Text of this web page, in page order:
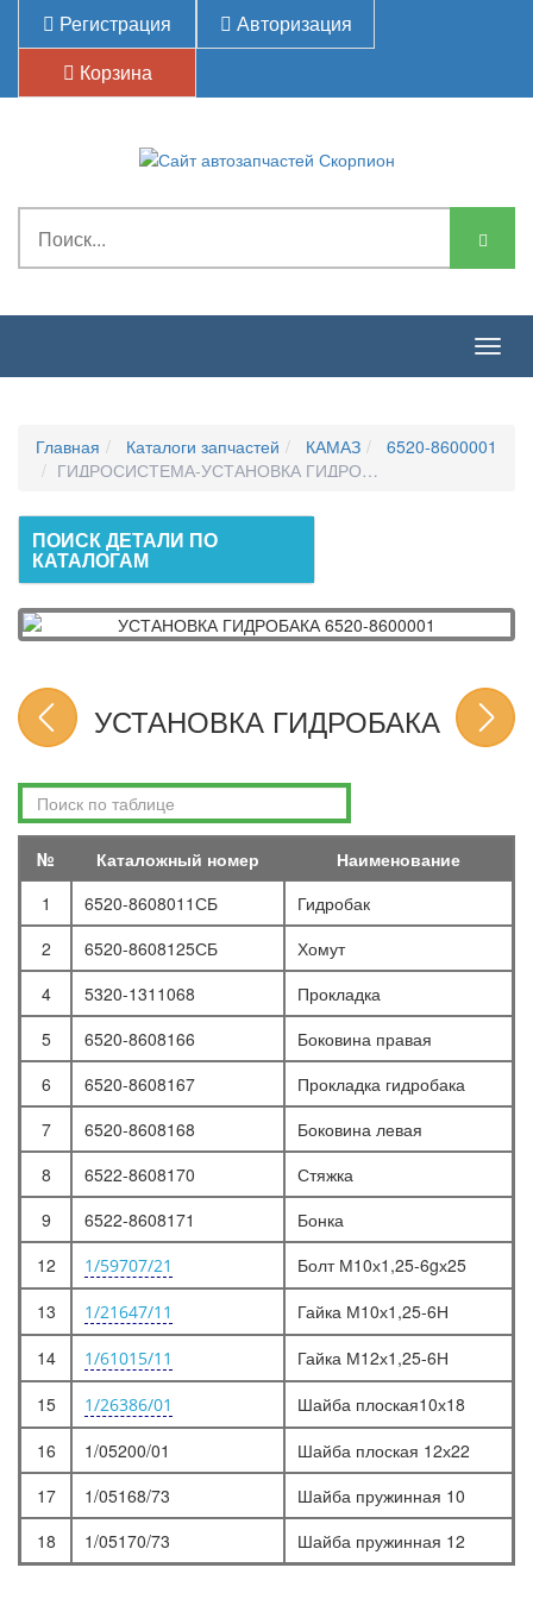
Регистрация
Авторизация
Корзина
Главная Каталоги запчастей КАМАЗ
6520-8600001
ГИДРОСИСТЕМА-УСТАНОВКА ГИДРОБАКА
ПОИСК ДЕТАЛИ ПО
КАТАЛОГАМ
УСТАНОВКА ГИДРОБАКА
№ Каталожный номер
Наименование
1
6520-8608011СБ
Гидробак
2
6520-8608125СБ
Хомут
4
5320-1311068
Прокладка
5
6520-8608166
Боковина правая
6
6520-8608167
Прокладка гидробака
7
6520-8608168
Боковина левая
8
6522-8608170
Стяжка
9
6522-8608171
Бонка
12
1/59707/21
Болт М10х1,25-6gх25
13
1/21647/11
Гайка М10х1,25-6Н
14
1/61015/11
Гайка М12х1,25-6Н
15
1/26386/01
Шайба плоская10х18
16
1/05200/01
Шайба плоская 12х22
17
1/05168/73
Шайба пружинная 10
18
1/05170/73 Шайба пружинная 12